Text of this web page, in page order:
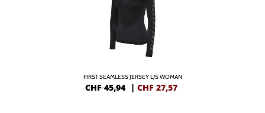
FIRST SEAMLESS JERSEY L/S WOMAN
CHF 45,94 | CHF 27,57